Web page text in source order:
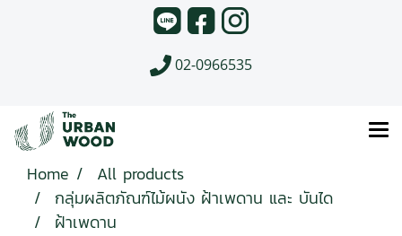
02-0966535
Home
All products
กลุ่มผลิตภัณฑ์ไม้ผนัง ฝ้าเพดาน และ บันได
ฝ้าเพดาน